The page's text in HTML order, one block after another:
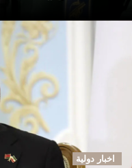
اخبار دولية